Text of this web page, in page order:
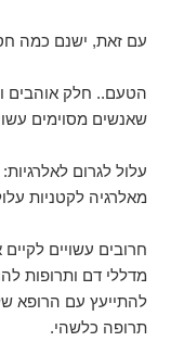
עם זאת, ישנם כמה
הטעם.. חלק אוהבים
שאנשים מסוימים
עלול לגרום
מאלרגיה לקטניות
חרובים עשויים
מדללי דם ותרופות
להתייעץ עם הרופא
תרופה כלשהי.